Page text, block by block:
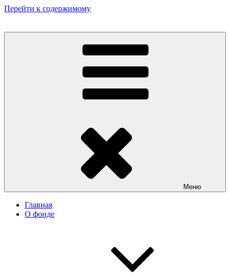
Перейти к содержимому
Некоммерческий фонд культурных и гуманитарных инициатив
Меню
Главная
О фонде